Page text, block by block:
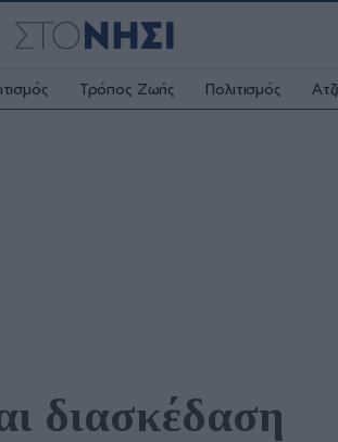
Τρόπος Ζωής Πολιτισμός
διασκέδαση